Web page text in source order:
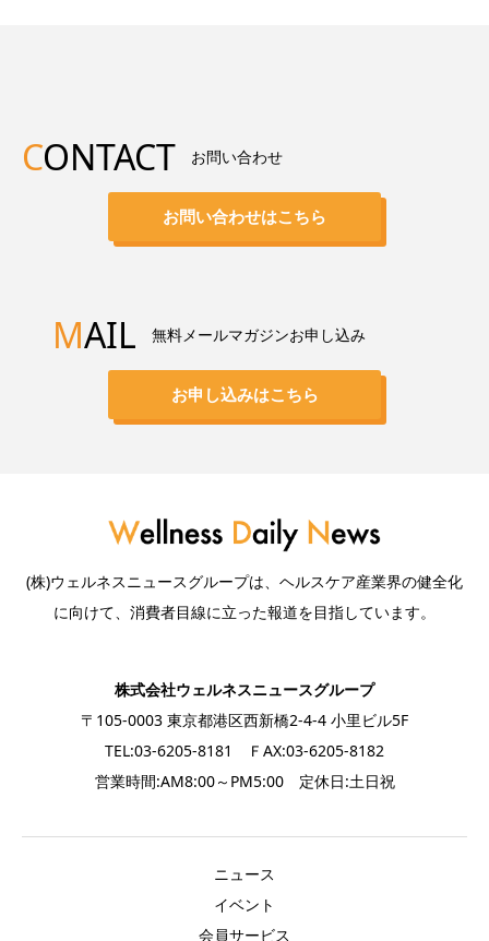
CONTACT お問い合わせ
お問い合わせはこちら
MAIL 無料メールマガジンお申し込み
お申し込みはこちら
(株)ウェルネスニュースグループは、ヘルスケア産業界の健全化
に向けて、消費者目線に立った報道を目指しています。
株式会社ウェルネスニュースグループ
〒105-0003 東京都港区西新橋2-4-4 小里ビル5F
TEL:03-6205-8181 ＦAX:03-6205-8182
営業時間:AM8:00～PM5:00 定休日:土日祝
ニュース
イベント
会員サービス